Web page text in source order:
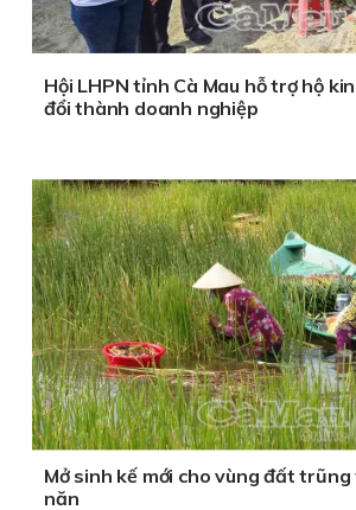
Hội LHPN tỉnh Cà Mau hỗ trợ hộ
đổi thành doanh nghiệp
Mở sinh kế mới cho vùng đất
năn